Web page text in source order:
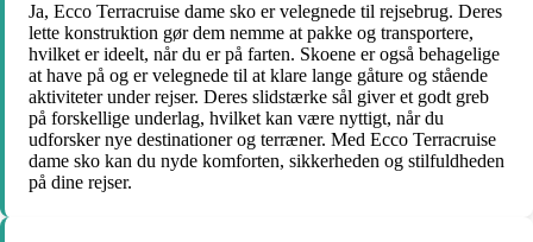
Ja, Ecco Terracruise dame sko er velegnede til rejsebrug. Deres
lette konstruktion gør dem nemme at pakke og transportere,
hvilket er ideelt, når du er på farten. Skoene er også behagelige
at have på og er velegnede til at klare lange gåture og stående
aktiviteter under rejser. Deres slidstærke sål giver et godt greb
på forskellige underlag, hvilket kan være nyttigt, når du
udforsker nye destinationer og terræner. Med Ecco Terracruise
dame sko kan du nyde komforten, sikkerheden og stilfuldheden
på dine rejser.